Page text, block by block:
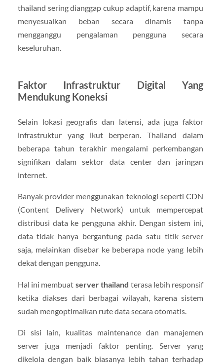
thailand sering dianggap cukup adaptif, karena mampu
menyesuaikan beban secara dinamis tanpa
mengganggu pengalaman pengguna secara
keseluruhan.
Faktor Infrastruktur Digital Yang
Mendukung Koneksi
Selain lokasi geografis dan latensi, ada juga faktor
infrastruktur yang ikut berperan. Thailand dalam
beberapa tahun terakhir mengalami perkembangan
signifikan dalam sektor data center dan jaringan
internet.
Banyak provider menggunakan teknologi seperti CDN
(Content Delivery Network) untuk mempercepat
distribusi data ke pengguna akhir. Dengan sistem ini,
data tidak hanya bergantung pada satu titik server
saja, melainkan disebar ke beberapa node yang lebih
dekat dengan pengguna.
Hal ini membuat server thailand terasa lebih responsif
ketika diakses dari berbagai wilayah, karena sistem
sudah mengoptimalkan rute data secara otomatis.
Di sisi lain, kualitas maintenance dan manajemen
server juga menjadi faktor penting. Server yang
dikelola dengan baik biasanya lebih tahan terhadap